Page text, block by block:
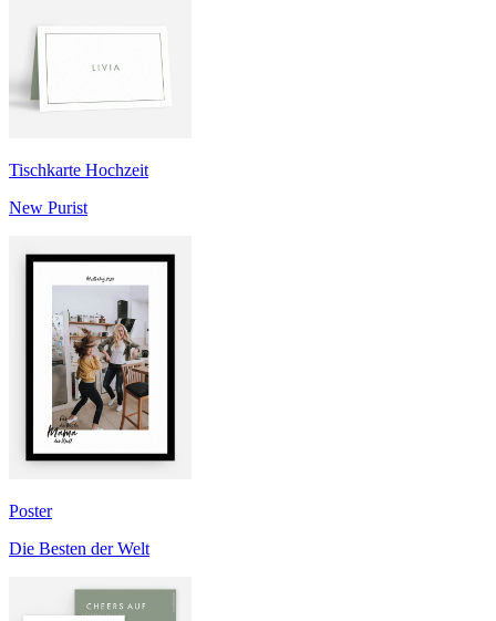
Tischkarte Hochzeit
New Purist
Poster
Die Besten der Welt